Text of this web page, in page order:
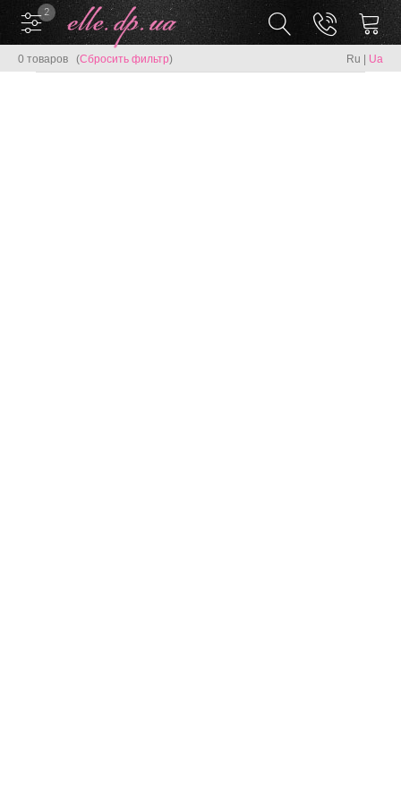
2
0 товаров (Сбросить фильтр) Ru Ua